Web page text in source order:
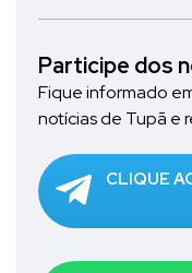
Participe dos
Fique informado
notícias de Tupã e
CLIQUE